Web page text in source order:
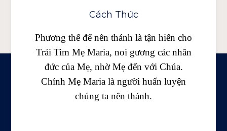
Cách Thức
Phương thế để nên thánh là tận hiến cho
Trái Tim Mẹ Maria, noi gương các nhân
đức của Mẹ, nhờ Mẹ đến với Chúa.
Chính Mẹ Maria là người huấn luyện
chúng ta nên thánh.